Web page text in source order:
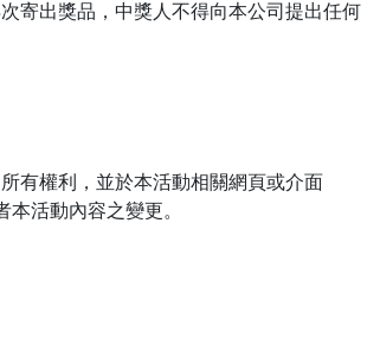
寄出獎品，中獎人不得向本公司提出任何
有權利，並於本活動相關網頁或介面
活動內容之變更。